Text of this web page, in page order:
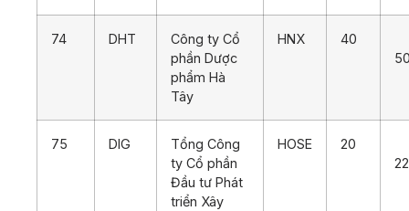
74 DHT
Công ty Cổ
phần Dược
phẩm Hà
Tây
HNX
40
75 DIG
Tổng Công
ty Cổ phần
Đầu tư Phát
triển Xây
HOSE
20